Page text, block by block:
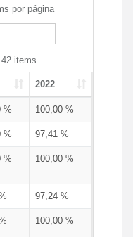
por página
items
2022
% 100,00 %
% 97,41 %
% 100,00 %
97,24 %
100,00 %